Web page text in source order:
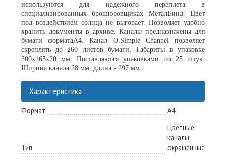
используются для надежного переплета в
специализированных брошюровщиках МеталБинд. Цвет
под воздействием солнца не выгорает. Позволяет удобно
хранить документы в архиве. Каналы предназначены для
бумаги форматаА4. Канал O.Simple Channel позволяет
скреплять до 260 листов бумаги. Габариты в упаковке
300х165х20 мм. Поставляются упаковками по 25 штук.
Ширина канала 28 мм, длина - 297 мм.
Характеристика
Формат А4
Тип
Цветные
каналы
окрашенные